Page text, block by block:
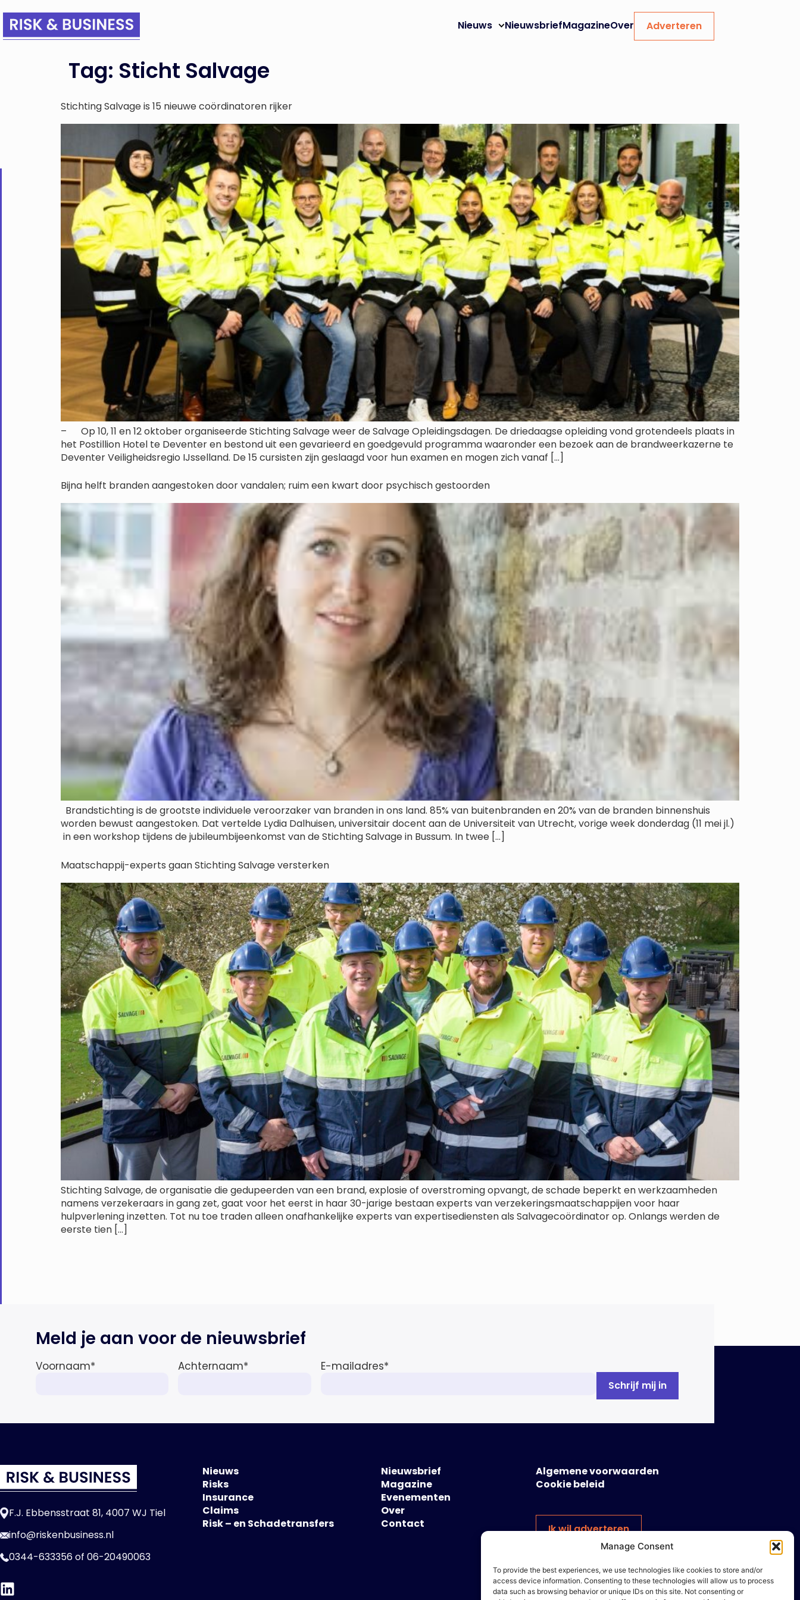
Manage Consent
To provide the best experiences, we use technologies like cookies to store and/or
access device information. Consenting to these technologies will allow us to process
data such as browsing behavior or unique IDs on this site. Not consenting or
Nieuws NieuwsbriefMagazineOver Adverteren
Tag: Sticht Salvage
Stichting Salvage is 15 nieuwe coördinatoren rijker
– Op 10, 11 en 12 oktober organiseerde Stichting Salvage weer de Salvage Opleidingsdagen. De driedaagse opleiding vond grotendeels plaats in
het Postillion Hotel te Deventer en bestond uit een gevarieerd en goedgevuld programma waaronder een bezoek aan de brandweerkazerne te
Deventer Veiligheidsregio IJsselland. De 15 cursisten zijn geslaagd voor hun examen en mogen zich vanaf […]
Bijna helft branden aangestoken door vandalen; ruim een kwart door psychisch gestoorden
Brandstichting is de grootste individuele veroorzaker van branden in ons land. 85% van buitenbranden en 20% van de branden binnenshuis
worden bewust aangestoken. Dat vertelde Lydia Dalhuisen, universitair docent aan de Universiteit van Utrecht, vorige week donderdag (11 mei jl.)
in een workshop tijdens de jubileumbijeenkomst van de Stichting Salvage in Bussum. In twee […]
Maatschappij-experts gaan Stichting Salvage versterken
Stichting Salvage, de organisatie die gedupeerden van een brand, explosie of overstroming opvangt, de schade beperkt en werkzaamheden
namens verzekeraars in gang zet, gaat voor het eerst in haar 30-jarige bestaan experts van verzekeringsmaatschappijen voor haar
hulpverlening inzetten. Tot nu toe traden alleen onafhankelijke experts van expertisediensten als Salvagecoördinator op. Onlangs werden de
eerste tien […]
Meld je aan voor de nieuwsbrief
Voornaam* Achternaam* E-mailadres*
F.J. Ebbensstraat 81, 4007 WJ Tiel
info@riskenbusiness.nl
0344-633356of 06-20490063
Nieuws
Risks
Insurance
Claims
Risk – en Schadetransfers
Nieuwsbrief
Magazine
Evenementen
Over
Contact
Algemene voorwaarden
Cookie beleid
Ik wil adverteren